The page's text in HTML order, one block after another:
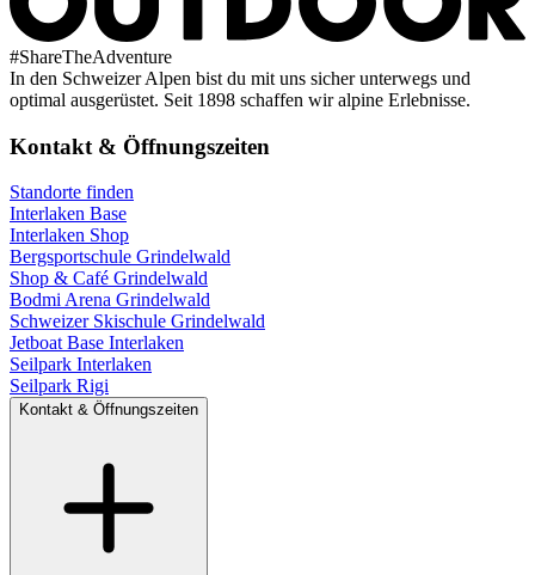
#ShareTheAdventure
In den Schweizer Alpen bist du mit uns sicher unterwegs und
optimal ausgerüstet. Seit 1898 schaffen wir alpine Erlebnisse.
Kontakt & Öffnungszeiten
Standorte finden
Interlaken Base
Interlaken Shop
Bergsportschule Grindelwald
Shop & Café Grindelwald
Bodmi Arena Grindelwald
Schweizer Skischule Grindelwald
Jetboat Base Interlaken
Seilpark Interlaken
Seilpark Rigi
Kontakt & Öffnungszeiten